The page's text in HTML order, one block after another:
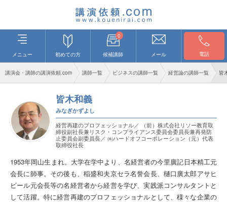
メニュー 初めての方
0
候補講師 メール 電話
講演会・講師の講演依頼.com 講師一覧 ビジネスの講師一覧 経営論の講師一覧 皆
皆木和義
みなぎかずよし
経営再建のプロフェッショナル／ （前）株式会社リソー教育取
締役副社長兼リスク・コンプライアンス委員会委員長兼再発防
止委員会副委員長／ ㈱ハードオフコーポレーション（元）代表
取締役社長
1953年岡山生まれ。大学在学中より、名経営者の今里廣記日本精工元
会長に師事。その後も、稲盛和夫京セラ名誉会長、樋口廣太郎アサヒ
ビール元会長等の名経営者から経営を学び、実践派コンサルタントと
して活躍。特に経営再建のプロフェッショナルとして、様々な企業の